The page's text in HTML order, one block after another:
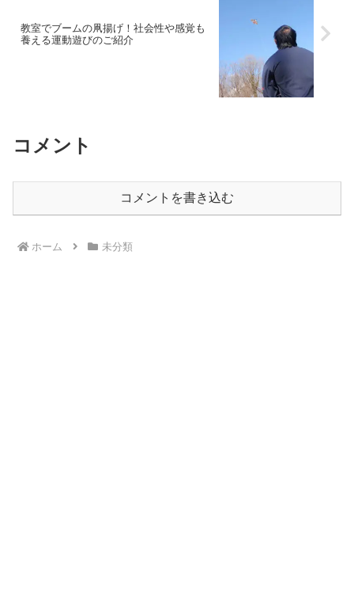
教室でブームの凧揚げ！社会性や感覚も
養える運動遊びのご紹介
コメント
コメントを書き込む
ホーム 未分類